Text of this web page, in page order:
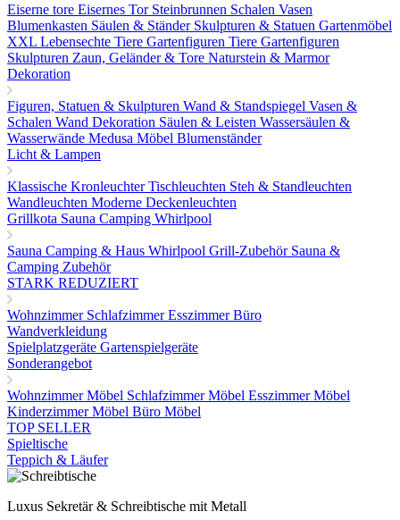
Eiserne tore Eisernes Tor Steinbrunnen Schalen Vasen
Blumenkasten Säulen & Ständer Skulpturen & Statuen Gartenmöbel
XXL Lebensechte Tiere Gartenfiguren Tiere Gartenfiguren
Skulpturen Zaun, Geländer & Tore Naturstein & Marmor
Dekoration
Figuren, Statuen & Skulpturen Wand & Standspiegel Vasen &
Schalen Wand Dekoration Säulen & Leisten Wassersäulen &
Wasserwände Medusa Möbel Blumenständer
Licht & Lampen
Klassische KronleuchterTischleuchten Steh & Standleuchten
Wandleuchten Moderne Deckenleuchten
Grillkota Sauna Camping Whirlpool
Sauna Camping & Haus Whirlpool Grill-Zubehör Sauna &
Camping Zubehör
STARK REDUZIERT
Wohnzimmer SchlafzimmerEsszimmerBüro
Wandverkleidung
Spielplatzgeräte Gartenspielgeräte
Sonderangebot
Wohnzimmer Möbel Schlafzimmer Möbel Esszimmer Möbel
Kinderzimmer Möbel Büro Möbel
TOP SELLER
Spieltische
Teppich & Läufer
Luxus Sekretär & Schreibtische mit Metall